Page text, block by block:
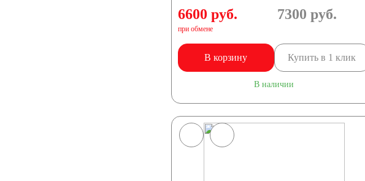
6600 руб.
при обмене
7300 руб.
В корзину Купить в 1 клик
В наличии